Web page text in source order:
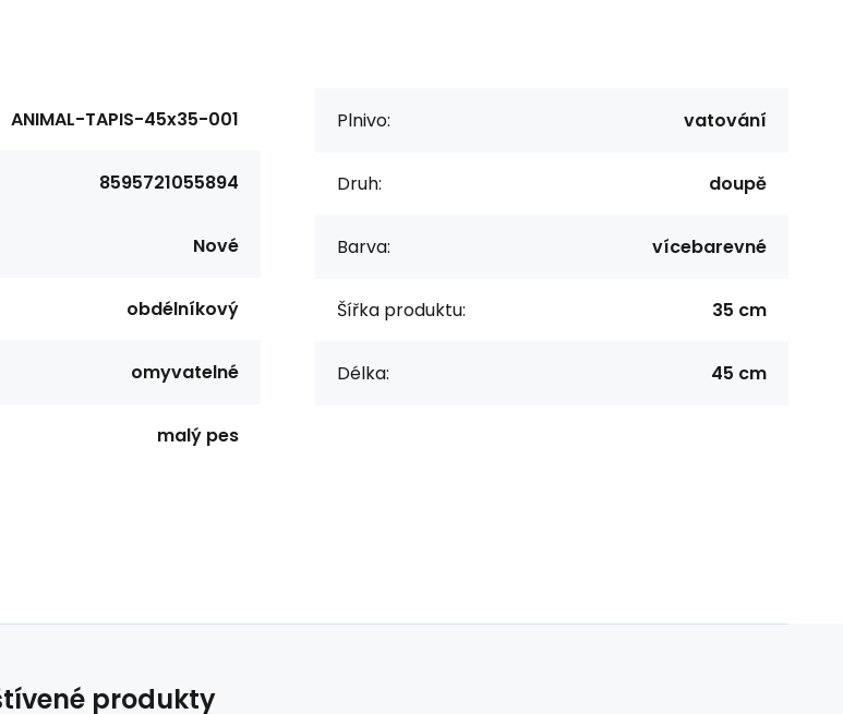
ANIMAL-TAPIS-45x35-001
8595721055894
Nové
obdélníkový
omyvatelné
malý pes
Plnivo: vatování
Druh: doupě
Barva: vícebarevné
Šířka produktu: 35 cm
Délka: 45 cm
produkty